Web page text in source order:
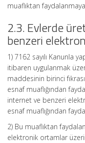
muaflıktan
2.3. Evlerde
benzeri
1) 7162 sayılı Kanunla
itibaren uygulanmak
maddesinin birinci
esnaf muaflığından
internet ve benzeri
esnaf muaflığından
2) Bu muaflıktan
elektronik ortamlar